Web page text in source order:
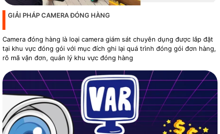
GIẢI PHÁP CAMERA ĐÓNG HÀNG
Camera đóng hàng là loại camera giám sát chuyên dụng được lắp đặt
tại khu vực đóng gói với mục đích ghi lại quá trình đóng gói đơn hàng,
rõ mã vận đơn, quản lý khu vực đóng hàng